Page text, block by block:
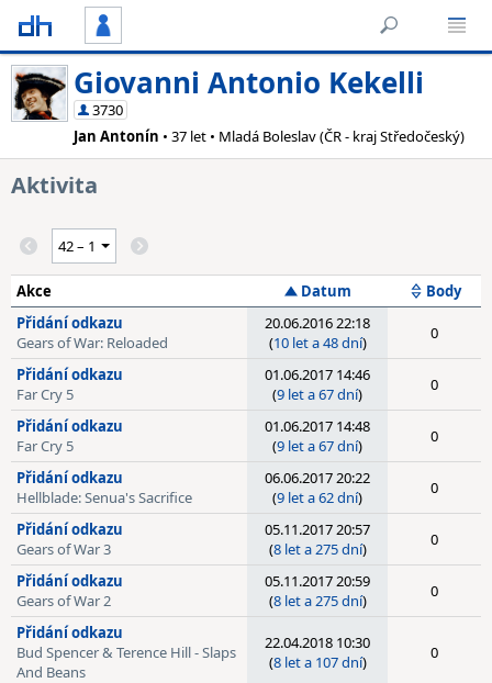
Giovanni Antonio Kekelli
3730
Jan Antonín • 37 let • Mladá Boleslav (ČR - kraj Středočeský)
Aktivita
Akce Datum
Body
Přidání odkazu
Gears of War: Reloaded
20.06.2016 22:18
(10 let a 48 dní) 0
Přidání odkazu
Far Cry 5
01.06.2017 14:46
(9 let a 67 dní) 0
Přidání odkazu
Far Cry 5
01.06.2017 14:48
(9 let a 67 dní) 0
Přidání odkazu
Hellblade: Senua's Sacrifice
06.06.2017 20:22
(9 let a 62 dní) 0
Přidání odkazu
Gears of War 3
05.11.2017 20:57
(8 let a 275 dní) 0
Přidání odkazu
Gears of War 2
05.11.2017 20:59
(8 let a 275 dní) 0
Přidání odkazu
Bud Spencer & Terence Hill - Slaps
And Beans
22.04.2018 10:30
(8 let a 107 dní) 0